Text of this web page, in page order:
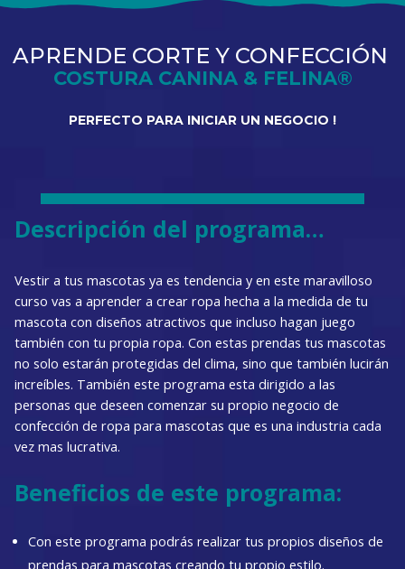
APRENDE CORTE Y CONFECCIÓN
COSTURA CANINA & FELINA®
PERFECTO PARA INICIAR UN NEGOCIO !
Descripción del programa…
Vestir a tus mascotas ya es tendencia y en este maravilloso
curso vas a aprender a crear ropa hecha a la medida de tu
mascota con diseños atractivos que incluso hagan juego
también con tu propia ropa. Con estas prendas tus mascotas
no solo estarán protegidas del clima, sino que también lucirán
increíbles. También este programa esta dirigido a las
personas que deseen comenzar su propio negocio de
confección de ropa para mascotas que es una industria cada
vez mas lucrativa.
Beneficios de este programa:
Con este programa podrás realizar tus propios diseños de
prendas para mascotas creando tu propio estilo.